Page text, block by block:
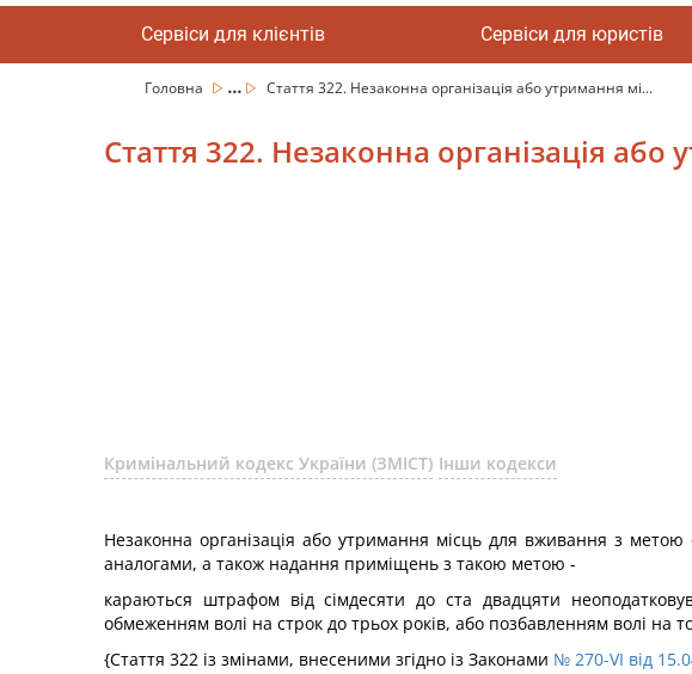
Сервіси для клієнтів Сервіси для юристів
Головна ... Стаття 322. Незаконна організація або утримання мі...
Стаття 322. Незаконна організація
Кримінальний кодекс України (ЗМІСТ) Інши кодекси
Незаконна організація або утримання місць для вживання з
аналогами, а також надання приміщень з такою метою -
караються штрафом від сімдесяти до ста двадцяти
обмеженням волі на строк до трьох років, або позбавленням волі на
{Стаття 322 із змінами, внесеними згідно із Законами № 270-VI від